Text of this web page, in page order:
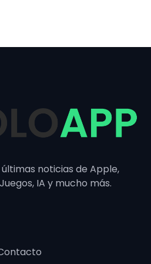
noticias de Apple,
IA y mucho más.